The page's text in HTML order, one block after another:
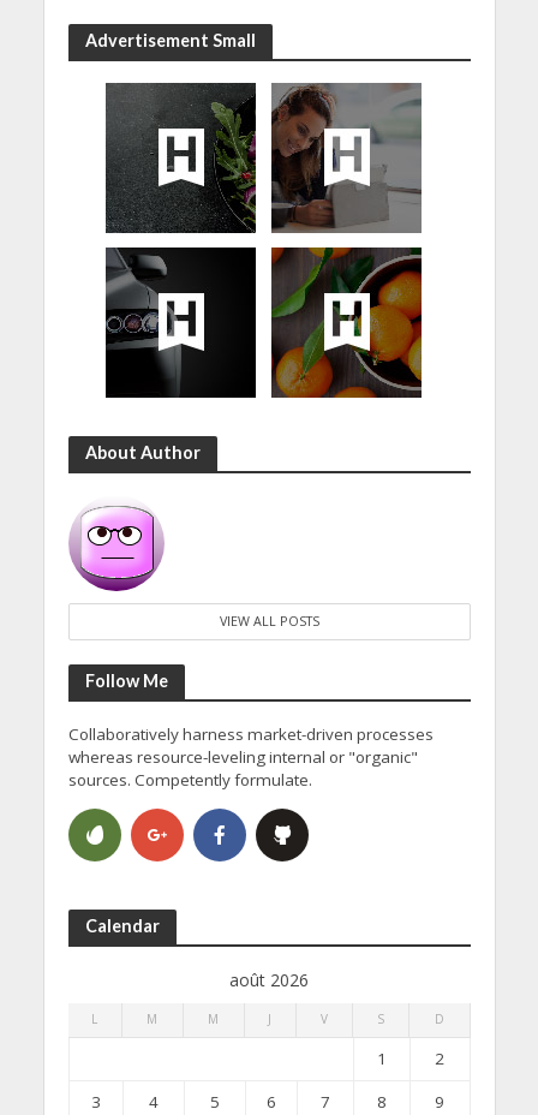
Advertisement Small
About Author
VIEW ALL POSTS
Follow Me
Collaboratively harness market-driven processes
whereas resource-leveling internal or "organic"
sources. Competently formulate.
Calendar
août 2026
L M M J V S D
1
2
3
4 5 6 7 8
9